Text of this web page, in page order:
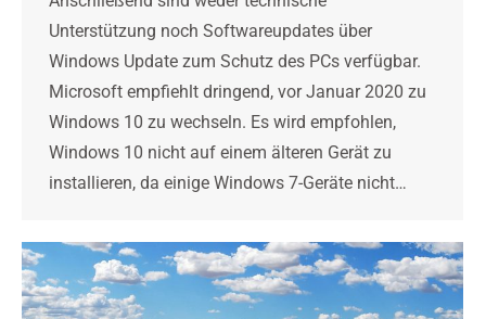
Unterstützung noch Softwareupdates über
Windows Update zum Schutz des PCs verfügbar.
Microsoft empfiehlt dringend, vor Januar 2020 zu
Windows 10 zu wechseln. Es wird empfohlen,
Windows 10 nicht auf einem älteren Gerät zu
installieren, da einige Windows 7-Geräte nicht…